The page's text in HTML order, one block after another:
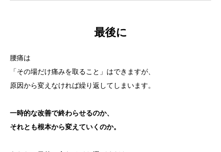
最後に
腰痛は
「その場だけ痛みを取ること」はできますが、
原因から変えなければ繰り返してしまいます。
一時的な改善で終わらせるのか、
それとも根本から変えていくのか。